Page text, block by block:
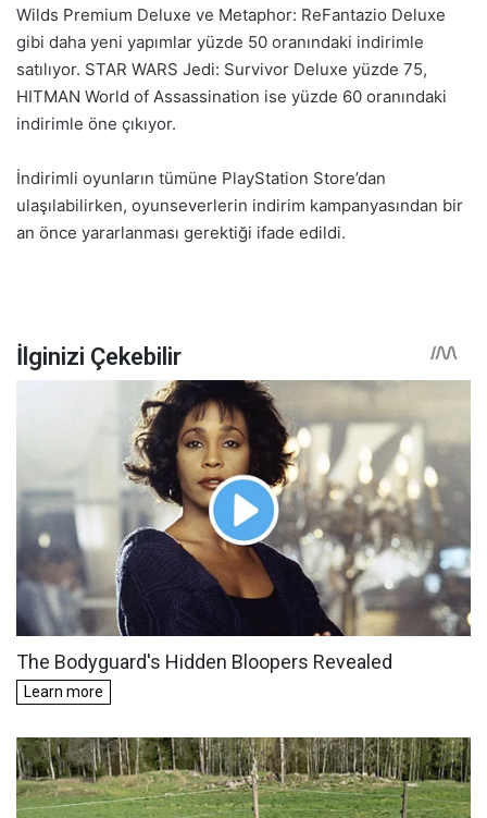
Wilds Premium Deluxe ve Metaphor: ReFantazio Deluxe
gibi daha yeni yapımlar yüzde 50 oranındaki indirimle
satılıyor. STAR WARS Jedi: Survivor Deluxe yüzde 75,
HITMAN World of Assassination ise yüzde 60 oranındaki
indirimle öne çıkıyor.
İndirimli oyunların tümüne PlayStation Store’dan
ulaşılabilirken, oyunseverlerin indirim kampanyasından bir
an önce yararlanması gerektiği ifade edildi.